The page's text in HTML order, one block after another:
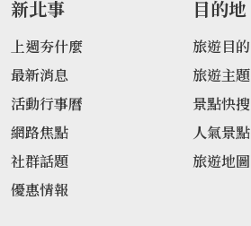
新北事
上週夯什麼
最新消息
活動行事曆
網路焦點
社群話題
優惠情報
目的地
旅遊目的
旅遊主題
景點快搜
人氣景點
旅遊地圖